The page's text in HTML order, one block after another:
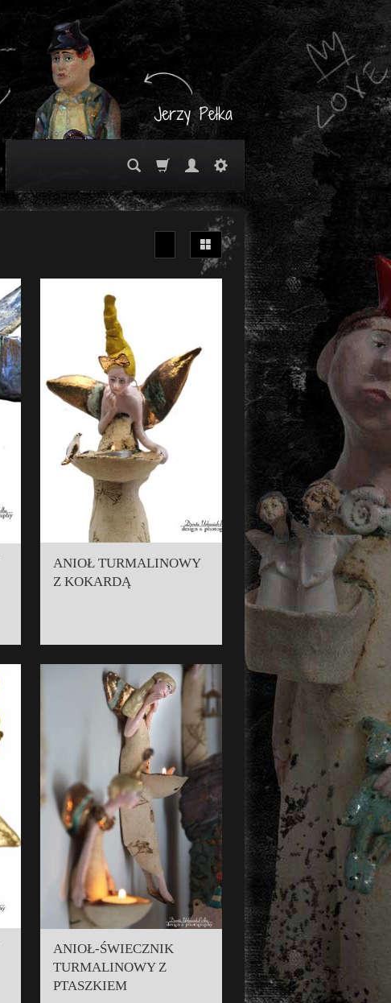
ANIOŁ TURMALINOWY
Z KOKARDĄ
ANIOŁ-ŚWIECZNIK
TURMALINOWY Z
PTASZKIEM